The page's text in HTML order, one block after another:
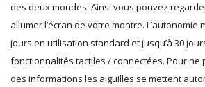
des deux mondes. Ainsi vous pouvez
allumer l’écran de votre montre. L’autonomie
jours en utilisation standard et jusqu’à 30
fonctionnalités tactiles / connectées. Pour ne
des informations les aiguilles se mettent